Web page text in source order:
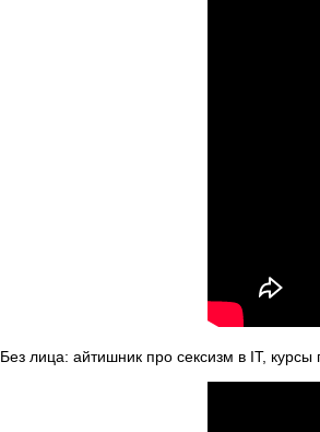
Без лица: айтишник про сексизм в IT,